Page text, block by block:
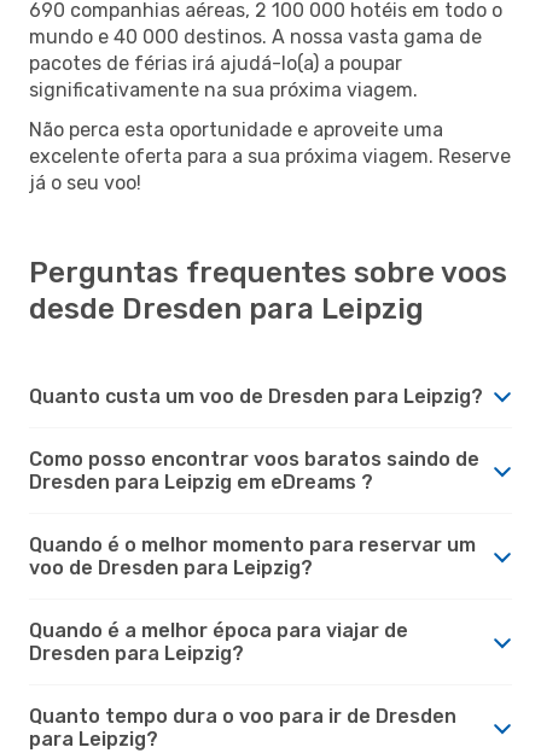
690 companhias aéreas, 2 100 000 hotéis em todo o
mundo e 40 000 destinos. A nossa vasta gama de
pacotes de férias irá ajudá-lo(a) a poupar
significativamente na sua próxima viagem.
Não perca esta oportunidade e aproveite uma
excelente oferta para a sua próxima viagem. Reserve
já o seu voo!
Perguntas frequentes sobre voos
desde Dresden para Leipzig
Quanto custa um voo de Dresden para Leipzig?
Como posso encontrar voos baratos saindo de
Dresden para Leipzig em eDreams ?
Quando é o melhor momento para reservar um
voo de Dresden para Leipzig?
Quando é a melhor época para viajar de
Dresden para Leipzig?
Quanto tempo dura o voo para ir de Dresden
para Leipzig?